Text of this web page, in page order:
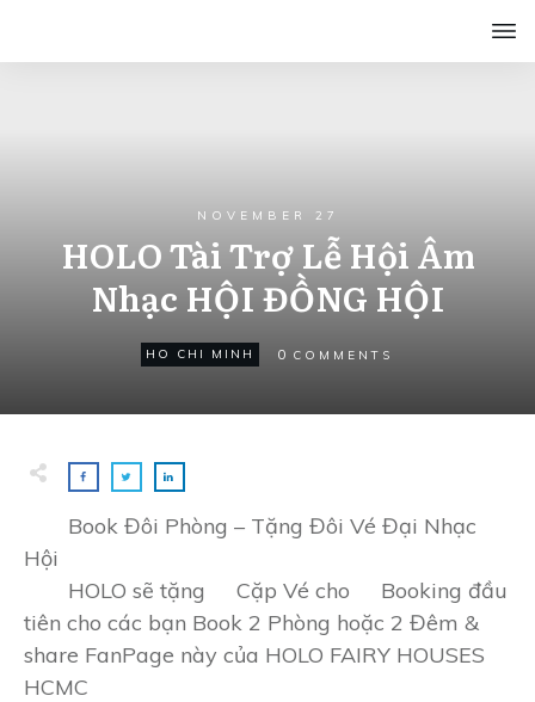
NOVEMBER 27
HOLO Tài Trợ Lễ Hội Âm
Nhạc HỘI ĐỒNG HỘI
HO CHI MINH 0 COMMENTS
Book Đôi Phòng – Tặng Đôi Vé Đại Nhạc
Hội
HOLO sẽ tặng
Cặp Vé cho
Booking đầu
tiên cho các bạn Book 2 Phòng hoặc 2 Đêm &
share FanPage này của HOLO FAIRY HOUSES
HCMC